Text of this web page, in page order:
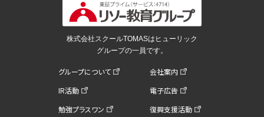
株式会社スクールTOMASはヒューリック
グループの一員です。
グループについて
会社案内
IR活動
電子広告
勉強プラスワン
復興支援活動